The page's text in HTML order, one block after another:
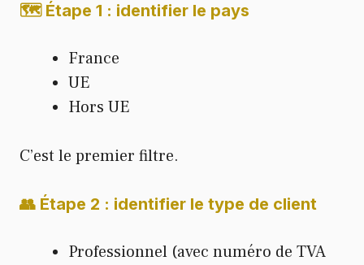
🗺️ Étape 1 : identifier le pays
France
UE
Hors UE
C’est le premier filtre.
👥 Étape 2 : identifier le type de client
Professionnel (avec numéro de TVA